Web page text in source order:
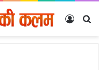
Log In